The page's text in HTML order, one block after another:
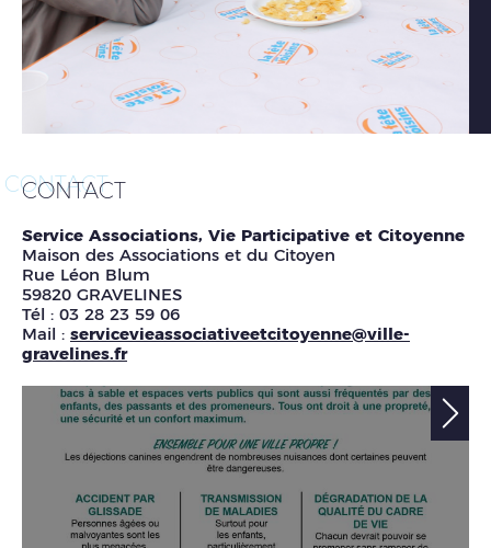
CONTACT
CONTACT
Service Associations, Vie Participative et Citoyenne
Maison des Associations et du Citoyen
Rue Léon Blum
59820 GRAVELINES
Tél : 03 28 23 59 06
Mail : servicevieassociativeetcitoyenne@ville-
gravelines.fr